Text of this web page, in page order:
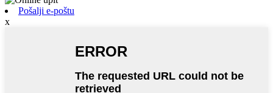
Pošalji e-poštu
x